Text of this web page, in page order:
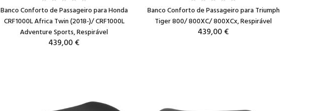
Banco Conforto de Passageiro para Honda
CRF1000L Africa Twin (2018-)/ CRF1000L
Adventure Sports, Respirável
439,00 €
Banco Conforto de Passageiro para Triumph
Tiger 800/ 800XC/ 800XCx, Respirável
439,00 €